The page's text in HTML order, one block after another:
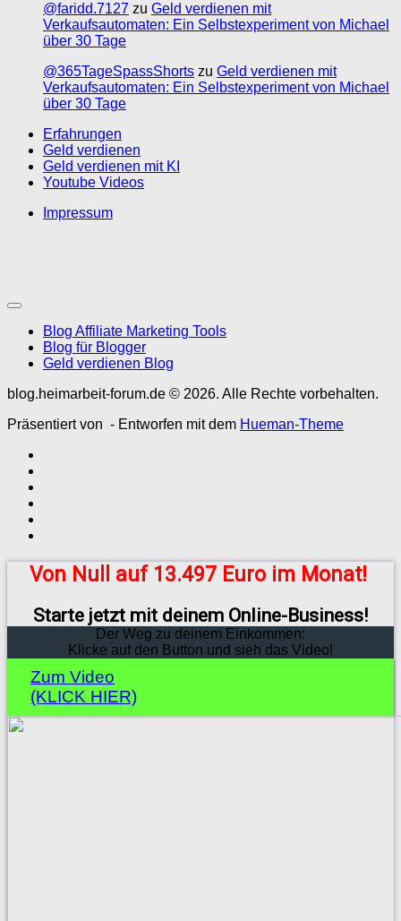
@faridd.7127 zu Geld verdienen mit
Verkaufsautomaten: Ein Selbstexperiment von Michael
über 30 Tage
@365TageSpassShorts zu Geld verdienen mit
Verkaufsautomaten: Ein Selbstexperiment von Michael
über 30 Tage
Erfahrungen
Geld verdienen
Geld verdienen mit KI
Youtube Videos
Impressum
Blog Affiliate Marketing Tools
Blog für Blogger
Geld verdienen Blog
blog.heimarbeit-forum.de © 2026. Alle Rechte vorbehalten.
Präsentiert von - Entworfen mit dem Hueman-Theme
Von Null auf 13.497 Euro im Monat!
Starte jetzt mit deinem Online-Business!
Der Weg zu deinem Einkommen:
Klicke auf den Button und sieh das Video!
Zum Video
(KLICK HIER)